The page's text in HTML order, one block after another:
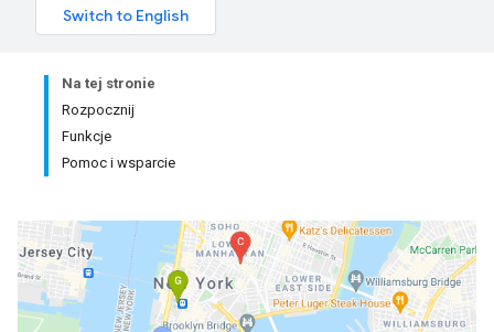
Na tej stronie
Rozpocznij
Funkcje
Pomoc i wsparcie